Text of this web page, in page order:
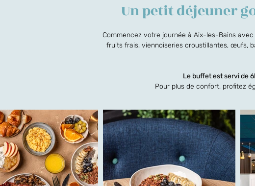
Un petit déjeuner
Commencez votre journée à Aix-les-Bains
fruits frais, viennoiseries croustillantes, œufs,
Le buffet est servi de
Pour plus de confort, profitez